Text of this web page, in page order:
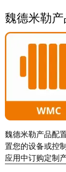
和
可
视
具
测
量
及
监
控
系
Herz
基
金
资
入
股
魏
德
米
勒
魏德米勒
魏德米勒产品配
置您的设备或控
应用中订购定制产